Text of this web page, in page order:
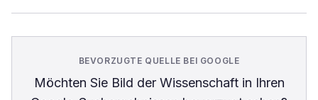
BEVORZUGTE QUELLE BEI GOOGLE
Möchten Sie Bild der Wissenschaftin Ihren